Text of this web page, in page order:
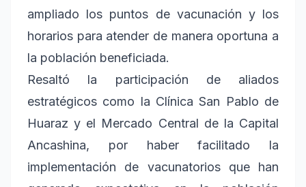
ampliado los puntos de vacunación y los
horarios para atender de manera oportuna a
la población beneficiada.
Resaltó la participación de aliados
estratégicos como la Clínica San Pablo de
Huaraz y el Mercado Central de la Capital
Ancashina, por haber facilitado la
implementación de vacunatorios que han